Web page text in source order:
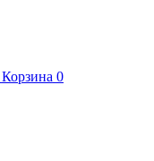
Корзина 0